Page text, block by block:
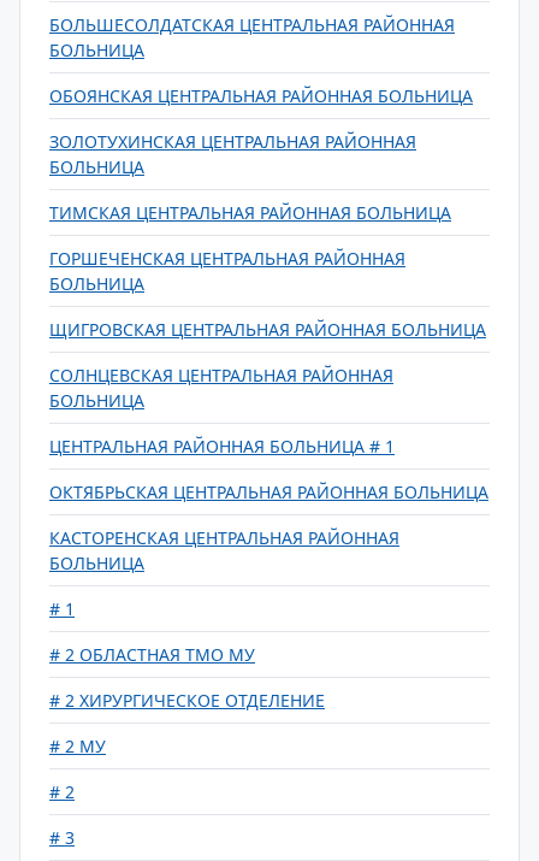
БОЛЬШЕСОЛДАТСКАЯ ЦЕНТРАЛЬНАЯ РАЙОННАЯ
БОЛЬНИЦА
ОБОЯНСКАЯ ЦЕНТРАЛЬНАЯ РАЙОННАЯ БОЛЬНИЦА
ЗОЛОТУХИНСКАЯ ЦЕНТРАЛЬНАЯ РАЙОННАЯ
БОЛЬНИЦА
ТИМСКАЯ ЦЕНТРАЛЬНАЯ РАЙОННАЯ БОЛЬНИЦА
ГОРШЕЧЕНСКАЯ ЦЕНТРАЛЬНАЯ РАЙОННАЯ
БОЛЬНИЦА
ЩИГРОВСКАЯ ЦЕНТРАЛЬНАЯ РАЙОННАЯ БОЛЬНИЦА
СОЛНЦЕВСКАЯ ЦЕНТРАЛЬНАЯ РАЙОННАЯ
БОЛЬНИЦА
ЦЕНТРАЛЬНАЯ РАЙОННАЯ БОЛЬНИЦА # 1
ОКТЯБРЬСКАЯ ЦЕНТРАЛЬНАЯ РАЙОННАЯ БОЛЬНИЦА
КАСТОРЕНСКАЯ ЦЕНТРАЛЬНАЯ РАЙОННАЯ
БОЛЬНИЦА
# 1
# 2 ОБЛАСТНАЯ ТМО МУ
# 2 ХИРУРГИЧЕСКОЕ ОТДЕЛЕНИЕ
# 2 МУ
# 2
# 3